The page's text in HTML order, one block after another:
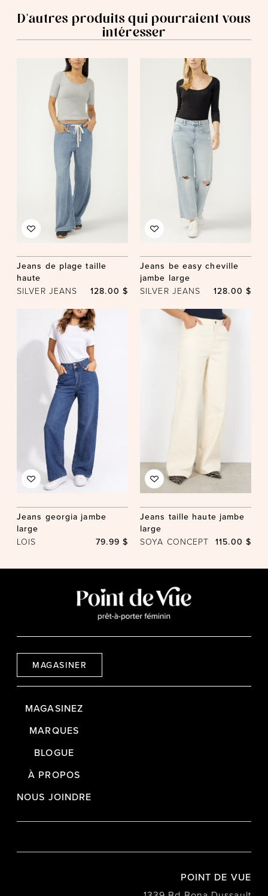
D'autres produits qui pourraient vous
intéresser
Jeans de plage taille
haute
SILVER JEANS 128.00 $
Jeans be easy cheville
jambe large
SILVER JEANS 128.00 $
Jeans georgia jambe
large
LOIS 79.99 $
Jeans taille haute jambe
large
SOYA CONCEPT 115.00 $
MAGASINER
MAGASINEZ
MARQUES
BLOGUE
À PROPOS
NOUS JOINDRE
POINT DE VUE